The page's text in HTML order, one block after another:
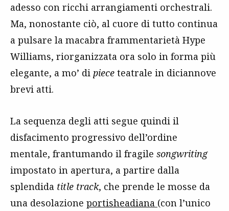
adesso con ricchi arrangiamenti orchestrali.
Ma, nonostante ciò, al cuore di tutto continua
a pulsare la macabra frammentarietà Hype
Williams, riorganizzata ora solo in forma più
elegante, a mo’ di piece teatrale in diciannove
brevi atti.
La sequenza degli atti segue quindi il
disfacimento progressivo dell’ordine
mentale, frantumando il fragile songwriting
impostato in apertura, a partire dalla
splendida title track, che prende le mosse da
una desolazione portisheadiana (con l’unico